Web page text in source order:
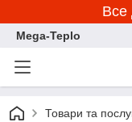
Все
Mega-Teplo
Товари та